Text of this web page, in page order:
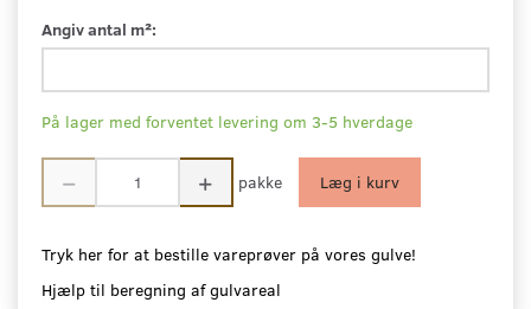
Angiv antal m²:
På lager med forventet levering om 3-5 hverdage
pakke Læg i kurv
Tryk her for at bestille vareprøver på vores gulve!
Hjælp til beregning af gulvareal